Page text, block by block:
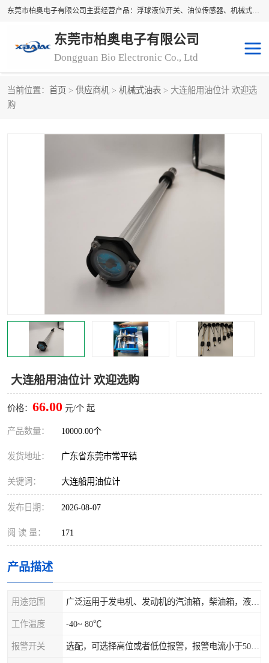
东莞市柏奥电子有限公司主要经营产品：浮球液位开关、油位传感器、机械式油表、浮球液位计、水位控制浮球阀、料位开关，水流开关、油水位控制配套仪表等。柏奥电子，您可信赖的合作伙伴
东莞市柏奥电子有限公司
Dongguan Bio Electronic Co., Ltd
当前位置： 首页 > 供应商机 > 机械式油表 > 大连船用油位计 欢迎选
购
大连船用油位计 欢迎选购
价格： 66.00 元/个 起
产品数量： 10000.00个
发货地址： 广东省东莞市常平镇
关键词： 大连船用油位计
发布日期： 2026-08-07
阅 读 量： 171
产品描述
用途范围
工作温度 -40~ 80℃
报警开关
机械式油表 水流开关
油位表
浮球阀
转速表